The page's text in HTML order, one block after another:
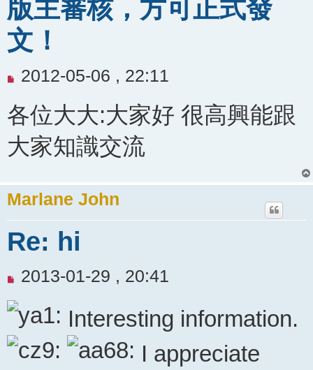
版主審核，方可正式發
文！
未
讀
文
章
2012-05-06 , 22:11
各位大大:大家好 很高興能跟
大家知識交流
Marlane John
Re: hi
未
閱
讀
文
章
2013-01-29 , 20:41
Interesting information.
I appreciate